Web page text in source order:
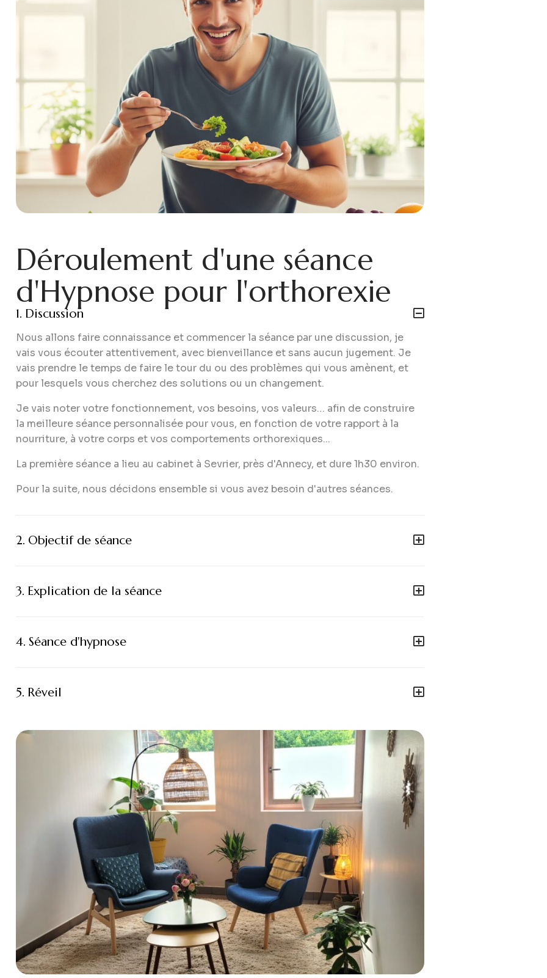
Déroulement d'une séance
d'Hypnose pour l'orthorexie
Discussion
Nous allons faire connaissance et commencer la séance par une discussion, je
vais vous écouter attentivement, avec bienveillance et sans aucun jugement. Je
vais prendre le temps de faire le tour du ou des problèmes qui vous amènent, et
pour lesquels vous cherchez des solutions ou un changement.
Je vais noter votre fonctionnement, vos besoins, vos valeurs… afin de construire
la meilleure séance personnalisée pour vous, en fonction de votre rapport à la
nourriture, à votre corps et vos comportements orthorexiques...
La première séance a lieu au cabinet à Sevrier, près d'Annecy, et dure 1h30 environ.
Pour la suite, nous décidons ensemble si vous avez besoin d'autres séances.
Objectif de séance
Explication de la séance
Séance d'hypnose
Réveil